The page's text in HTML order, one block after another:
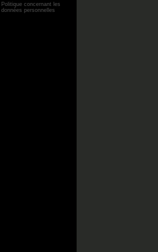
Politique concernant les
données personnelles